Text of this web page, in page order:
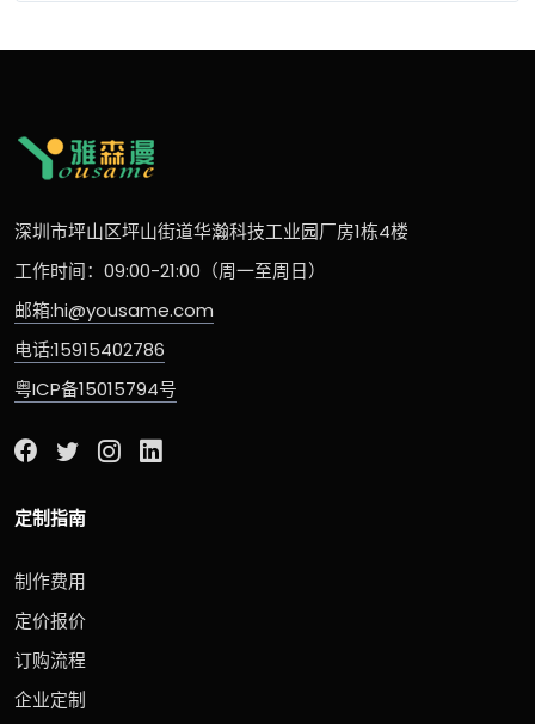
深圳市坪山区坪山街道华瀚科技工业园厂房1栋4楼
工作时间：09:00-21:00（周一至周日）
邮箱:hi@yousame.com
电话:15915402786
粤ICP备15015794号
定制指南
制作费用
定价报价
订购流程
企业定制